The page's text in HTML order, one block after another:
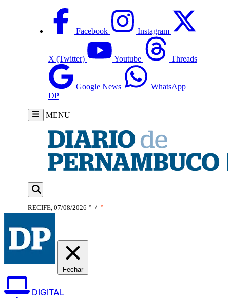
Facebook Instagram
X (Twitter) Youtube Threads
Google News
WhatsApp
DP
MENU
RECIFE, 07/08/2026 ° / °
Fechar
DIGITAL